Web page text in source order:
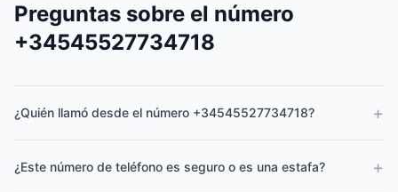
Preguntas sobre el número
+34545527734718
¿Quién llamó desde el número +34545527734718? +
¿Este número de teléfono es seguro o es una estafa? +